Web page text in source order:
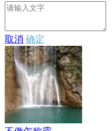
取消 确定